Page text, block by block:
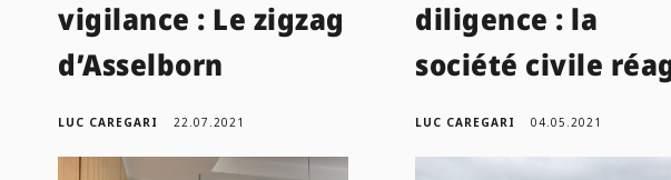
vigilance : Le zigzag
d’Asselborn
LUC CAREGARI 22.07.2021
diligence : la
société civile
LUC CAREGARI 04.05.2021